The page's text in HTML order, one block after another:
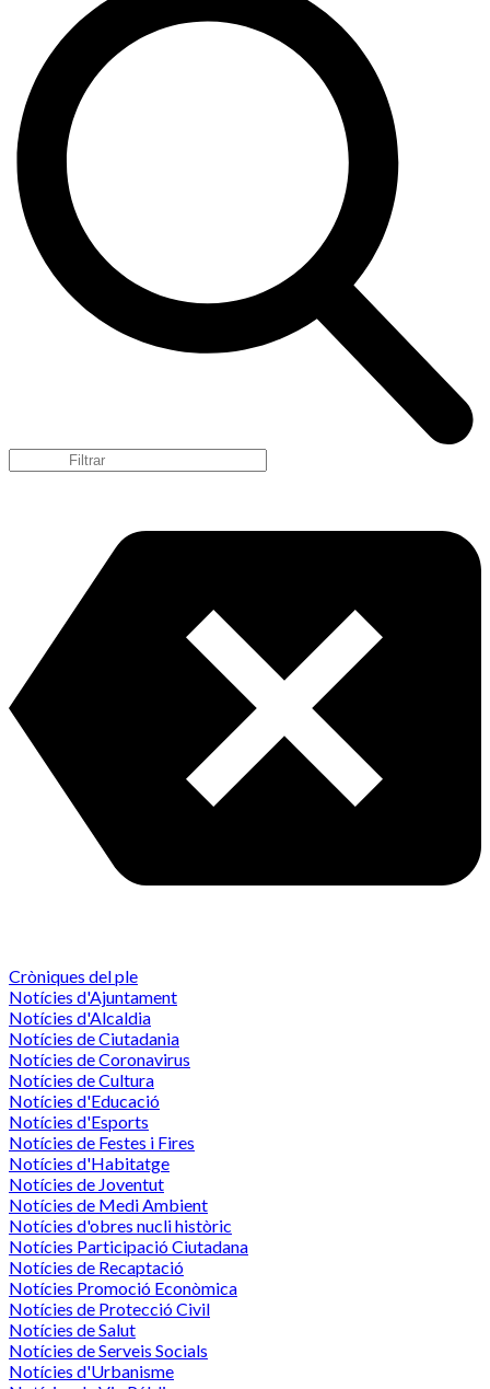
Cròniques del ple
Notícies d'Ajuntament
Notícies d'Alcaldia
Notícies de Ciutadania
Notícies de Coronavirus
Notícies de Cultura
Notícies d'Educació
Notícies d'Esports
Notícies de Festes i Fires
Notícies d'Habitatge
Notícies de Joventut
Notícies de Medi Ambient
Notícies d'obres nucli històric
Notícies Participació Ciutadana
Notícies de Recaptació
Notícies Promoció Econòmica
Notícies de Protecció Civil
Notícies de Salut
Notícies de Serveis Socials
Notícies d'Urbanisme